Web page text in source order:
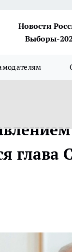
Новости
Выборы-